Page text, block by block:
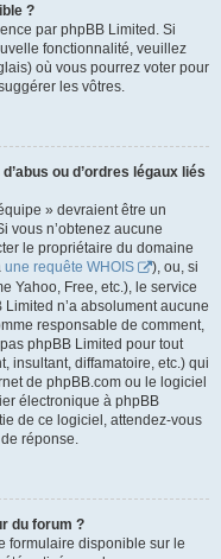
?
par phpBB Limited. Si
fonctionnalité, veuillez
où vous pourrez voter pour
les vôtres.
ou d’ordres légaux liés
» devraient être un
vous n’obtenez aucune
le propriétaire du domaine
une requête WHOIS
), ou, si
Yahoo, Free, etc.), le service
n’a absolument aucune
responsable de comment,
phpBB Limited pour tout
insultant, diffamatoire, etc.) qui
de phpBB.com ou le logiciel
électronique à phpBB
de ce logiciel, attendez-vous
réponse.
du forum ?
formulaire disponible sur le